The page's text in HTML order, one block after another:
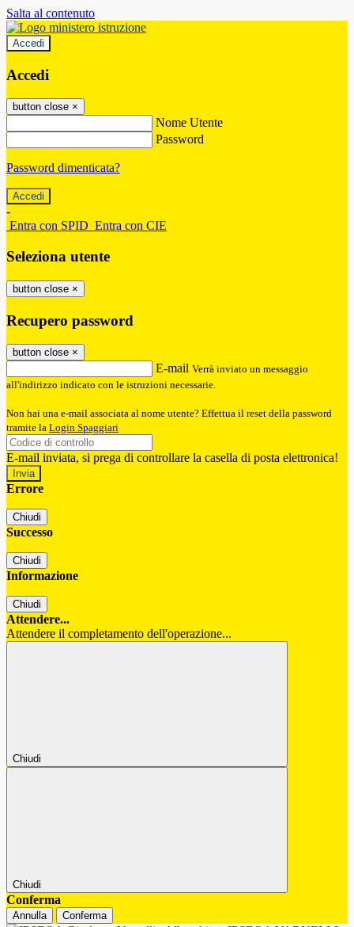
Salta al contenuto
Accedi
Accedi
button close ×
Nome Utente
Password
Password dimenticata?
-
Entra con SPID Entra con CIE
Seleziona utente
button close ×
Recupero password
button close ×
E-mail Verrà inviato un messaggio
all'indirizzo indicato con le istruzioni necessarie.
Non hai una e-mail associata al nome utente? Effettua il reset della password
tramite la Login Spaggiari
E-mail inviata, si prega di controllare la casella di posta elettronica!
Errore
Chiudi
Successo
Chiudi
Informazione
Chiudi
Attendere...
Attendere il completamento dell'operazione...
Chiudi
Chiudi
Conferma
Annulla Conferma